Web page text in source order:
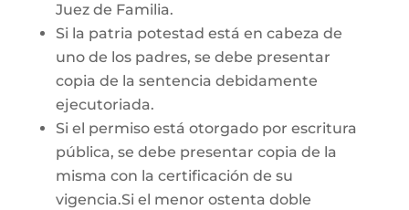
Juez de Familia.
Si la patria potestad está en cabeza de
uno de los padres, se debe presentar
copia de la sentencia debidamente
ejecutoriada.
Si el permiso está otorgado por escritura
pública, se debe presentar copia de la
misma con la certificación de su
vigencia.Si el menor ostenta doble